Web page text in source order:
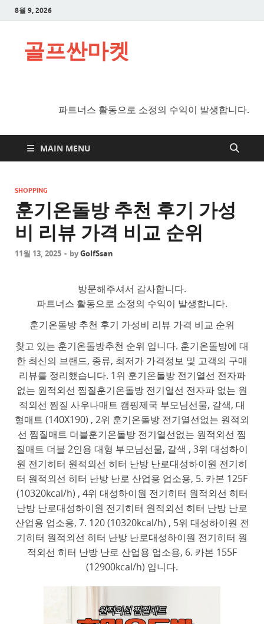
8월 9, 2026
골프싼마켓
파트너스 활동으로 소정의 수익이 발생합니다.
MAIN MENU
SHOPPING
훈기온돌방 추천 후기 가성
비 리뷰 가격 비교 순위
11월 13, 2025 - byGolfSsan
방문해주셔서 감사합니다.
파트너스 활동으로 소정의 수익이 발생합니다.
훈기온돌방 추천 후기 가성비 리뷰 가격 비교 순위
찾고 있는 훈기온돌방추천 순위 입니다. 훈기온돌방에 대
한 최신의 브랜드, 종류, 최저가 가격정보 및 고객의 구매
리뷰를 정리했습니다. 1위 훈기온돌방 전기열선 전자파
없는 원적외선 찜질훈기온돌방 전기열선 전자파 없는 원
적외선 찜질 사우나매트 캠핑제국 부모님선물, 갈색, 대
형매트 (140X190) , 2위 훈기온돌방 전기열선없는 원적외
선 찜질매트 더블훈기온돌방 전기열선없는 원적외선 찜
질매트 더블 2인용 대형 부모님선물, 갈색 , 3위 대성하이
원 전기히터 원적외선 히터 난방 난로대성하이원 전기히
터 원적외선 히터 난방 난로 산업용 업소용, 5. 카본 125F
(10320kcal/h) , 4위 대성하이원 전기히터 원적외선 히터
난방 난로대성하이원 전기히터 원적외선 히터 난방 난로
산업용 업소용, 7. 120 (10320kcal/h) , 5위 대성하이원 전
기히터 원적외선 히터 난방 난로대성하이원 전기히터 원
적외선 히터 난방 난로 산업용 업소용, 6. 카본 155F
(12900kcal/h) 입니다.